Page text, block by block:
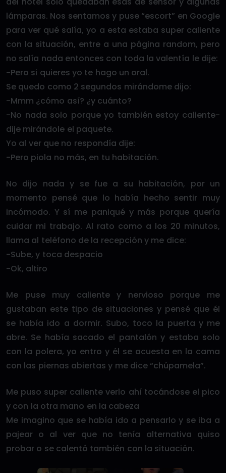
lámparas. Nos sentamos y puse “escort” en Google
para ver qué salía, yo a esta estaba super caliente
con la situación, entre a una página random, pero
no salía nada entonces con toda la valentía le dije:
-Pero si quieres yo te hago un oral.
Se quedo como 2 segundos mirándome dijo:
-Mmm ¿cómo así? ¿y cuánto?
-No nada solo porque yo también estoy caliente-
dije mirándole el paquete.
Yo al ver que no respondía dije:
-Pero piola no más, en tu habitación.
No dijo nada y se fue a su habitación, por un
momento pensé que lo había hecho sentir muy
incómodo. Y sí me paniqué y más porque quería
cuidar mi trabajo. Al rato como a los 20 minutos,
llama al teléfono de la recepción y me dice:
-Sube, y toca despacio
-Ok, altiro
Me puse muy caliente y nervioso porque me
gustaban este tipo de situaciones y pensé que él
se había ido a dormir. Subo, toco la puerta y me
abre. Se había sacado el pantalón y estaba solo
con la polera, yo entro y él se acuesta en la cama
con las piernas abiertas y me dice “chúpamela”.
Me puso super caliente verlo ahí tocándose el pico
y con la otra mano en la cabeza
Me imagino que se había ido a pensarlo y se iba a
pajear o al ver que no tenía alternativa quiso
probar o se calentó también con la situación.